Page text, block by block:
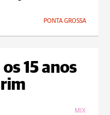
PONTA GROSSA
15 anos
MIX